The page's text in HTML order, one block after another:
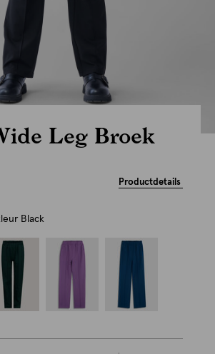
Leg Broek
Productdetails
Black